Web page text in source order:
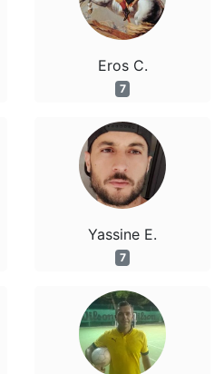
Eros C.
7
Yassine E.
7